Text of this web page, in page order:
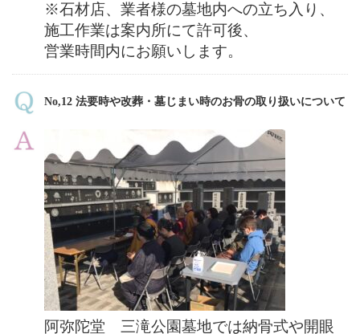
※石材店、業者様の墓地内への立ち入り、
施工作業は案内所にて許可後、
営業時間内にお願いします。
No,12 法要時や改葬・墓じまい時のお骨の取り扱いについて
阿弥陀堂 三滝公園墓地では納骨式や開眼